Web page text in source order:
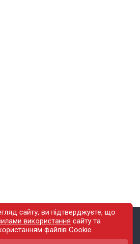
сайту, ви підтверджуєте, що
використання сайту та
файлів Cookie